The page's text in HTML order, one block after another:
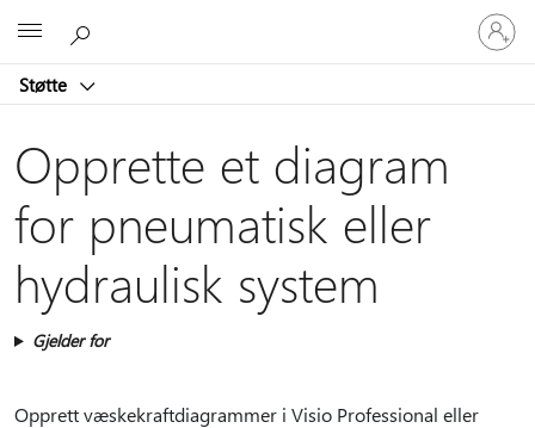
Støtte
Logg
på
kontoen
Opprette et diagram
for pneumatisk eller
hydraulisk system
Gjelder for
Opprett væskekraftdiagrammer i Visio Professional eller